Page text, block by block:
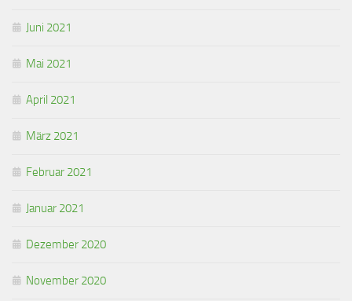
Juni 2021
Mai 2021
April 2021
März 2021
Februar 2021
Januar 2021
Dezember 2020
November 2020